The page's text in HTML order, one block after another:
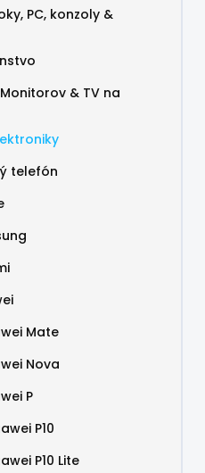
PC, konzoly &
& TV na
telefón
Mate
Nova
P
P10
P10 Lite